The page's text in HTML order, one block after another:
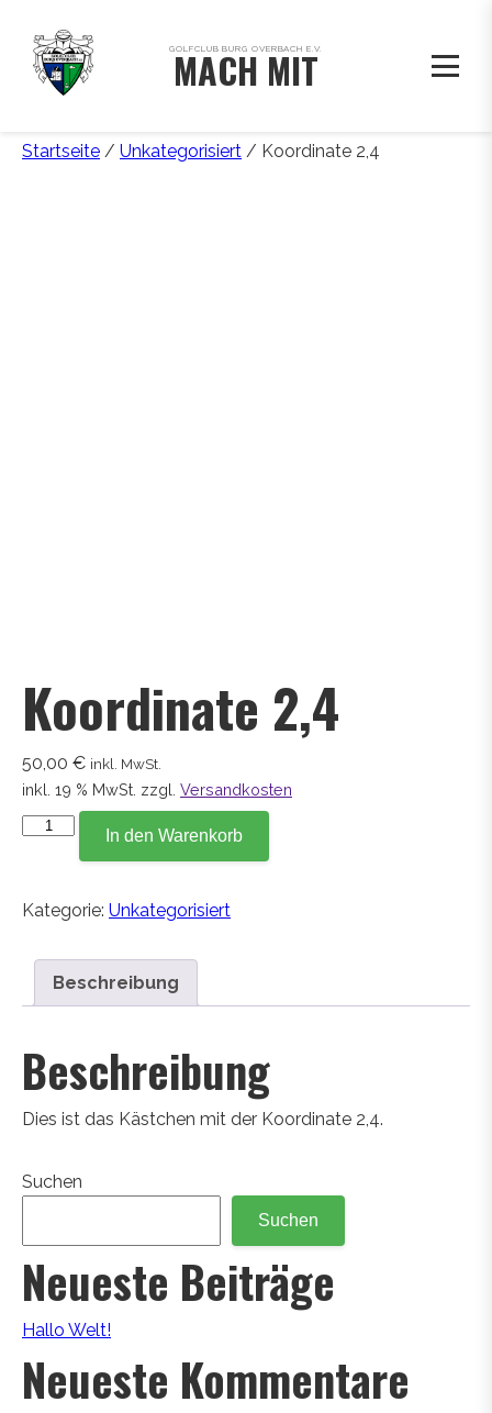
GOLFCLUB BURG OVERBACH E.V.
MACH MIT
Startseite / Unkategorisiert / Koordinate 2,4
Koordinate 2,4
50,00 € inkl. MwSt.
inkl. 19 % MwSt. zzgl. Versandkosten
Koordinate
In den Warenkorb
Kategorie: Unkategorisiert
Beschreibung
Beschreibung
Dies ist das Kästchen mit der Koordinate 2,4.
Suchen
Suchen
Neueste Beiträge
Hallo Welt!
Neueste Kommentare